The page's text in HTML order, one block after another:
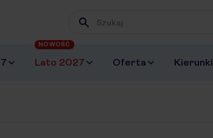
Wpisz frazę, której szukasz
Lato 2027
NOWOŚĆ
Oferta Kierunki